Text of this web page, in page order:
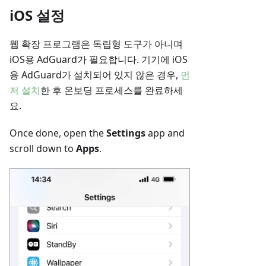
iOS 설정
웹 확장 프로그램은 독립형 도구가 아니며
iOS용 AdGuard가 필요합니다. 기기에 iOS
용 AdGuard가 설치되어 있지 않은 경우, 먼
저 설치한 후 온보딩 프로세스를 완료하세
요.
Once done, open theSettingsapp and
scroll down to Apps.